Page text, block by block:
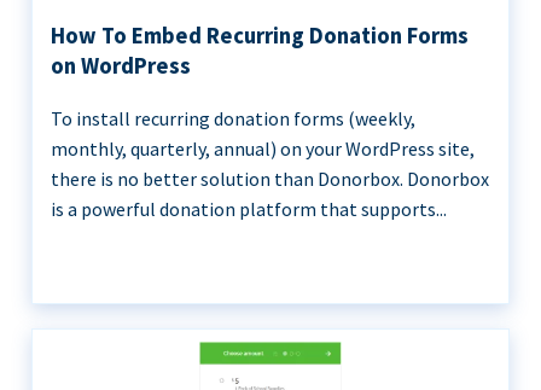
How To Embed Recurring Donation Forms
on WordPress
To install recurring donation forms (weekly,
monthly, quarterly, annual) on your WordPress site,
there is no better solution than Donorbox. Donorbox
is a powerful donation platform that supports...